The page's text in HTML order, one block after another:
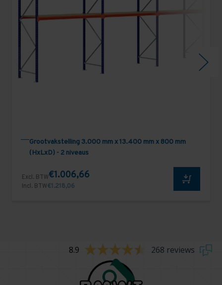
Grootvakstelling 3.000 mm x 13.400 mm x 800 mm
(HxLxD) - 2 niveaus
Excl. BTW€1.006,66
Incl. BTW€1.218,06
8.9 268 reviews